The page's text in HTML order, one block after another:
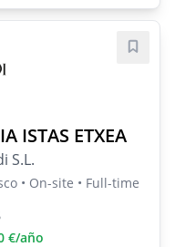
ISTAS ETXEA
S.L.
• On-site • Full-time
€/año
Save